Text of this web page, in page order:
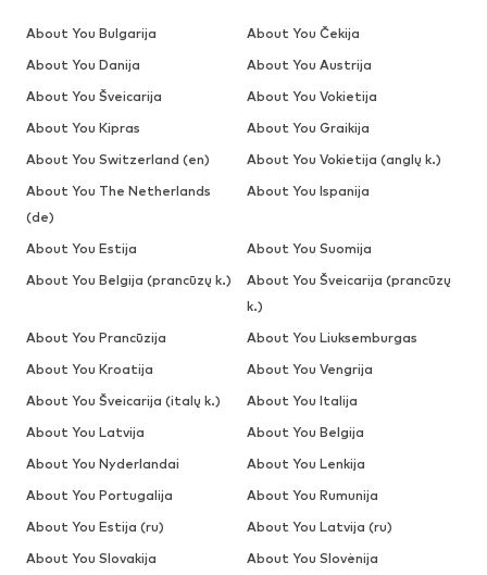
About You Bulgarija
About You Čekija
About You Danija
About You Austrija
About You Šveicarija
About You Vokietija
About You Kipras
About You Graikija
About You Switzerland (en)
About You Vokietija (anglų k.)
About You The Netherlands
(de)
About You Ispanija
About You Estija
About You Suomija
About You Belgija (prancūzų k.)
About You Šveicarija (prancūzų
k.)
About You Prancūzija
About You Liuksemburgas
About You Kroatija
About You Vengrija
About You Šveicarija (italų k.)
About You Italija
About You Latvija
About You Belgija
About You Nyderlandai
About You Lenkija
About You Portugalija
About You Rumunija
About You Estija (ru)
About You Latvija (ru)
About You Slovakija
About You Slovėnija